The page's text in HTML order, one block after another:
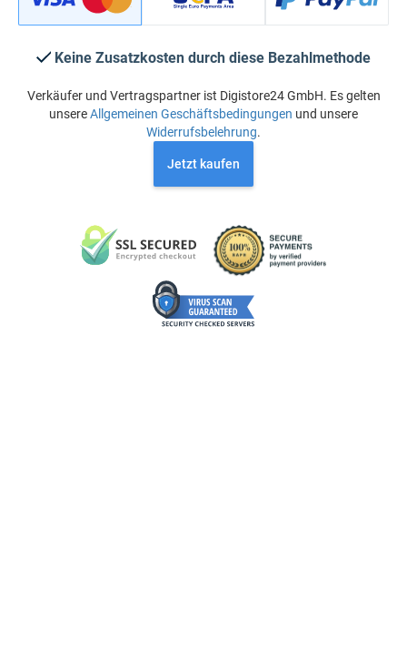
Keine Zusatzkosten durch diese Bezahlmethode
Verkäufer und Vertragspartner ist Digistore24 GmbH. Es gelten
unsereAllgemeinen Geschäftsbedingungen und unsere
Widerrufsbelehrung.
Jetzt kaufen